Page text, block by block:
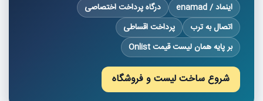
اینماد / enamad
درگاه پرداخت اختصاصی
اتصال به ترب
پرداخت اقساطی
بر پایه همان لیست قیمت Onlist
شروع ساخت لیست و فروشگاه